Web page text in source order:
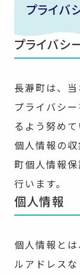
プライバ
プライバシ
長瀞町は、
プライバシ
るよう努めて
個人情報の
町個人情報
行います。
個人情報
個人情報と
ルアドレス